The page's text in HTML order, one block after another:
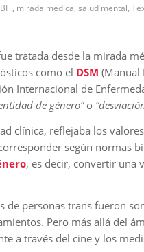
, mirada médica, salud mental,
tratada desde la mirada
como el DSM (Manual
Internacional de
de género”o
clínica, reflejaba los
según normas
, es decir, convertir una
de personas trans fueron
Pero más allá del
a través del cine y los